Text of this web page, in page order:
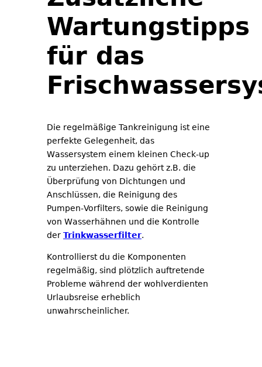
Wartungstipps
für das
Die regelmäßige Tankreinigung ist eine
perfekte Gelegenheit, das
Wassersystem einem kleinen Check-up
zu unterziehen. Dazu gehört z.B. die
Überprüfung von Dichtungen und
Anschlüssen, die Reinigung des
Pumpen-Vorfilters, sowie die Reinigung
von Wasserhähnen und die Kontrolle
der Trinkwasserfilter.
Kontrollierst du die Komponenten
regelmäßig, sind plötzlich auftretende
Probleme während der wohlverdienten
Urlaubsreise erheblich
unwahrscheinlicher.